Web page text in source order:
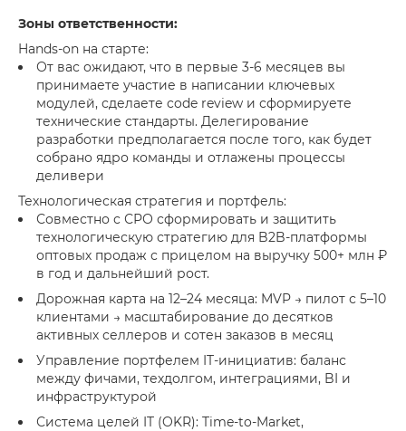
Зоны ответственности:
Hands-on на старте:
От вас ожидают, что в первые 3-6 месяцев вы
принимаете участие в написании ключевых
модулей, сделаете code review и сформируете
технические стандарты. Делегирование
разработки предполагается после того, как будет
собрано ядро команды и отлажены процессы
деливери
Технологическая стратегия и портфель:
Совместно с СРО сформировать и защитить
технологическую стратегию для B2B-платформы
оптовых продаж с прицелом на выручку 500+ млн ₽
в год и дальнейший рост.
Дорожная карта на 12–24 месяца: MVP → пилот с 5–10
клиентами → масштабирование до десятков
активных селлеров и сотен заказов в месяц
Управление портфелем IT-инициатив: баланс
между фичами, техдолгом, интеграциями, BI и
инфраструктурой
Система целей IT (OKR): Time-to-Market,